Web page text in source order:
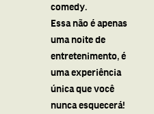
comedy.
Essa não é apenas
uma noite de
entretenimento, é
uma experiência
única que você
nunca esquecerá!